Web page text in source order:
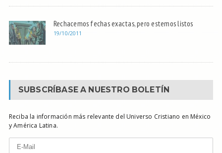
Rechacemos fechas exactas, pero estemos listos
19/10/2011
SUBSCRÍBASE A NUESTRO BOLETÍN
Reciba la información más relevante del Universo Cristiano en México
y América Latina.